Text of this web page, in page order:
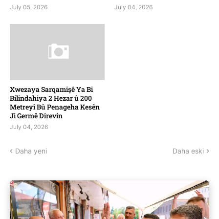
July 05, 2026 July 04, 2026
Xwezaya Sarqamişê Ya Bi
Bilindahiya 2 Hezar û 200
Metreyî Bû Penageha Kesên
Ji Germê Direvin
July 04, 2026
Daha yeni Daha eski